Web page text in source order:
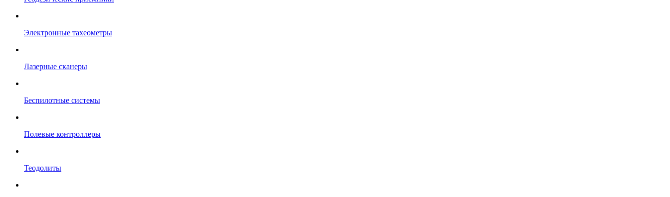
Электронные тахеометры
Лазерные сканеры
Беспилотные системы
Полевые контроллеры
Теодолиты